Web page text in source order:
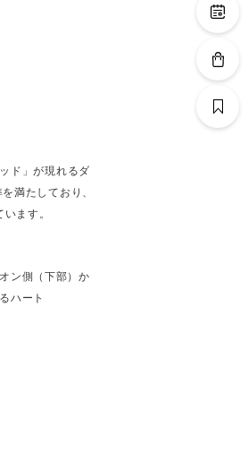
ド」が現れるダ
満たしており、
ます。
ン側（下部）か
ハート